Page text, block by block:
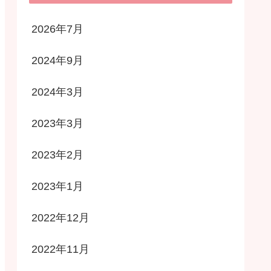
2026年7月
2024年9月
2024年3月
2023年3月
2023年2月
2023年1月
2022年12月
2022年11月